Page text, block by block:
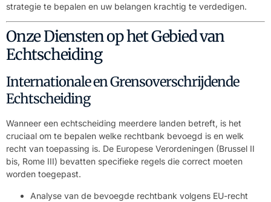
strategie te bepalen en uw belangen krachtig te verdedigen.
Onze Diensten op het Gebied van
Echtscheiding
Internationale en Grensoverschrijdende
Echtscheiding
Wanneer een echtscheiding meerdere landen betreft, is het
cruciaal om te bepalen welke rechtbank bevoegd is en welk
recht van toepassing is. De Europese Verordeningen (Brussel II
bis, Rome III) bevatten specifieke regels die correct moeten
worden toegepast.
Analyse van de bevoegde rechtbank volgens EU-recht